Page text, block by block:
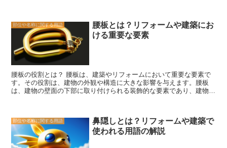
ます。屋根裏は、隠れた空間としての魅力や、ユニークなデザインの
可能性を持っています。また、屋根裏を利用したリノベーションやア
ートスペースの活用など、新たな利用方法も模索されています。 屋
根裏の歴史と変遷を振り返ると、その利用方法は時代とともに変化し
てきました。しかし、屋根裏の魅力は今もなお存在し、新たな可能性
とを期待したいです。
用されます。 落し掛けは、建物の仕上げ工程の最後に取り付けられ
ることが一般的です。そのため、「落し掛けという言葉が使われるよ
うになったのです。また、落し掛けは、建物のデザインやスタイルに
合わせて選ばれることが多いため、その選び方や取り付け方にも工夫
が必要です。 落し掛けの選び方には、建物のスタイルや用途、予算
などを考慮する必要があります。例えば、クラシックな雰囲気を演出
したい場合には、クラウンモールディングやローズモールディングが
適しています。一方、モダンな雰囲気を出したい場合には、シンプル
なデザインのウォールパネルやベースボードがおすすめです。 ま
や、クリップやフックを使って取り付ける方法など、様々な方法があ
ります。取り付ける場所や材料によって最適な方法を選ぶことが大切
です。 落し掛けは、建物の内装や外装において、一見地味な存在で
すが、適切に選ばれ、取り付けられることで、建物全体の印象を大き
部位や名称に関する用語
腰板とは？リフォームや建築にお
ける重要な要素
腰板の役割とは？ 腰板は、建築やリフォームにおいて重要な要素で
す。その役割は、建物の外観や構造に大きな影響を与えます。腰板
は、建物の壁面の下部に取り付けられる装飾的な要素であり、建物の
作り出し、建物全体のバランスを取る役割を果たします。また、腰板
にはさまざまなデザインや模様が施されることがあり、建物の個性を
表現する重要な要素となります。 さらに、腰板は建物の構造にも関
与しています。腰板は、壁面の下部を補強する役割を果たし、建物の
部位や名称に関する用語
鼻隠しとは？リフォームや建築で
使われる用語の解説